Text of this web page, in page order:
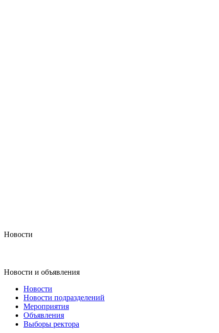
Новости
Новости и объявления
Новости
Новости подразделений
Мероприятия
Объявления
Выборы ректора